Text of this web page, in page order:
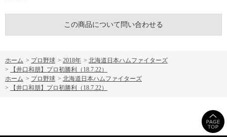
この商品について問い合わせる
ホーム > プロ野球 > 2018年 > 北海道日本ハムファイターズ
>
【井口和朋】プロ初勝利（18.7.22）
ホーム > プロ野球 > 北海道日本ハムファイターズ
>
【井口和朋】プロ初勝利（18.7.22）